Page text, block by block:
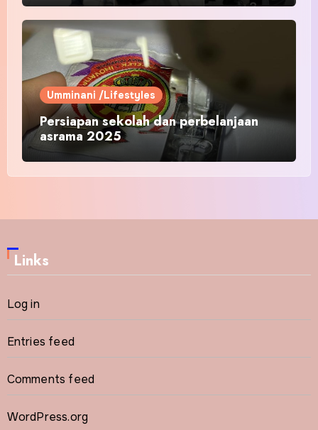
Umminani /Lifestyles
Persiapan sekolah dan perbelanjaan
asrama 2025
Links
Log in
Entries feed
Comments feed
WordPress.org